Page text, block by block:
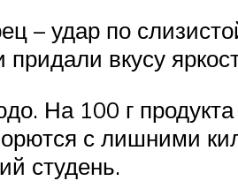
– удар по
вкусу
На 100 г
с лишними
студень.